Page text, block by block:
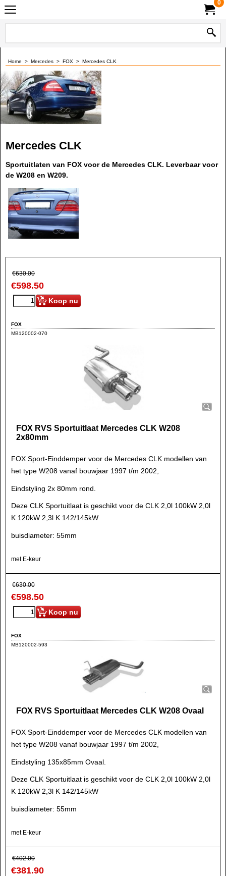
0
Home > Mercedes > FOX > Mercedes CLK
Mercedes CLK
Sportuitlaten van FOX voor de Mercedes CLK. Leverbaar voor
de W208 en W209.
€630.00
€598.50
Koop nu
FOX
MB120002-070
FOX RVS Sportuitlaat Mercedes CLK W208
2x80mm
FOX Sport-Einddemper voor de Mercedes CLK modellen van
het type W208 vanaf bouwjaar 1997 t/m 2002,
Eindstyling 2x 80mm rond.
Deze CLK Sportuitlaat is geschikt voor de CLK 2,0l 100kW 2,0l
K 120kW 2,3l K 142/145kW
buisdiameter: 55mm
met E-keur
€630.00
€598.50
Koop nu
FOX
MB120002-593
FOX RVS Sportuitlaat Mercedes CLK W208 Ovaal
FOX Sport-Einddemper voor de Mercedes CLK modellen van
het type W208 vanaf bouwjaar 1997 t/m 2002,
Eindstyling 135x85mm Ovaal.
Deze CLK Sportuitlaat is geschikt voor de CLK 2,0l 100kW 2,0l
K 120kW 2,3l K 142/145kW
buisdiameter: 55mm
met E-keur
€402.00
€381.90